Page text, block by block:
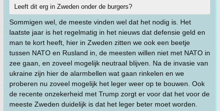
Leeft dit erg in Zweden onder de burgers?
Sommigen wel, de meeste vinden wel dat het nodig is. Het
laatste jaar is het regelmatig in het nieuws dat defensie geld en
man te kort heeft, hier in Zweden zitten we ook een beetje
tussen NATO en Rusland in, de meesten willen niet met NATO in
zee gaan, en zoveel mogelijk neutraal blijven. Na de invasie van
ukraine zijn hier de alarmbellen wat gaan rinkelen en we
proberen nu zoveel mogelijk het leger weer op te bouwen. Ook
de recente onzekerheid met Trump zorgt er voor dat het voor de
meeste Zweden duidelijk is dat het leger beter moet worden.